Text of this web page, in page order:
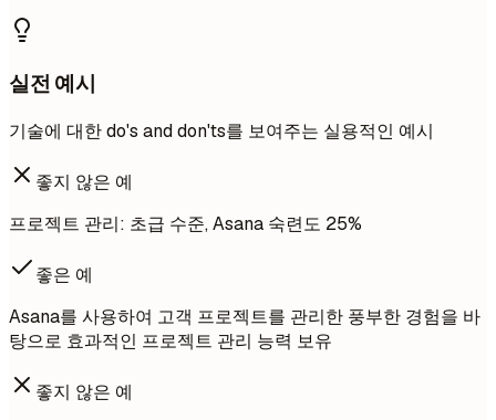
실전 예시
기술에 대한 do's and don'ts를 보여주는 실용적인 예시
좋지 않은 예
프로젝트 관리: 초급 수준, Asana 숙련도 25%
좋은 예
Asana를 사용하여 고객 프로젝트를 관리한 풍부한 경험을 바
탕으로 효과적인 프로젝트 관리 능력 보유
좋지 않은 예